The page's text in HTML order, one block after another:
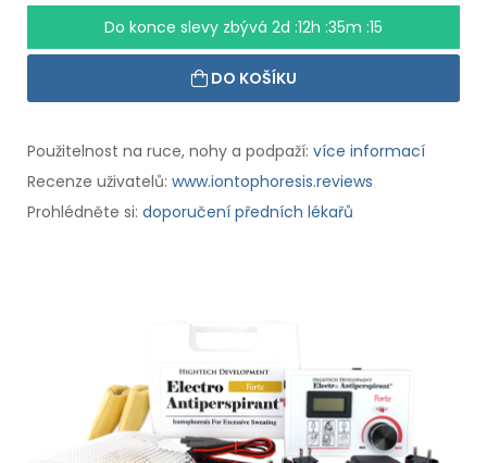
Do konce slevy zbývá 2d :12h :35m :15
DO KOŠÍKU
Použitelnost na ruce, nohy a podpaží: více informací
Recenze uživatelů: www.iontophoresis.reviews
Prohlédněte si: doporučení předních lékařů